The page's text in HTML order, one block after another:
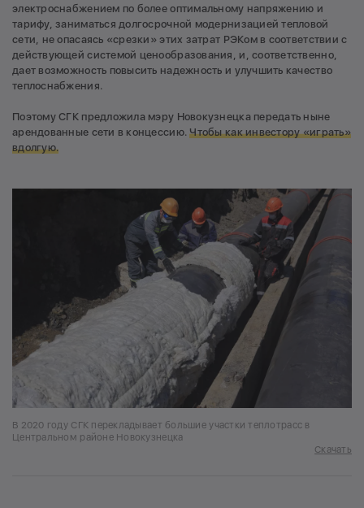
электроснабжением по более оптимальному напряжению и
тарифу, заниматься долгосрочной модернизацией тепловой
сети, не опасаясь «срезки» этих затрат РЭКом в соответствии с
действующей системой ценообразования, и, соответственно,
дает возможность повысить надежность и улучшить качество
теплоснабжения.
Поэтому СГК предложила мэру Новокузнецка передать ныне
арендованные сети в концессию.Чтобы как инвестору «играть»
вдолгую.
В 2020 году СГК перекладывает большие участки теплотрасс в
Центральном районе Новокузнецка
Скачать